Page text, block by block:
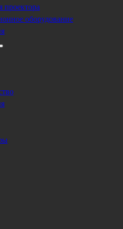
проектора
оборудование